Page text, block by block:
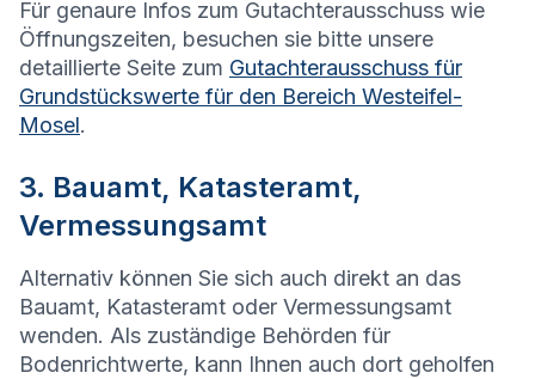
Für genaure Infos zum Gutachterausschuss wie
Öffnungszeiten, besuchen sie bitte unsere
detaillierte Seite zum Gutachterausschuss für
Grundstückswerte für den Bereich Westeifel-
Mosel.
3. Bauamt, Katasteramt,
Vermessungsamt
Alternativ können Sie sich auch direkt an das
Bauamt, Katasteramt oder Vermessungsamt
wenden. Als zuständige Behörden für
Bodenrichtwerte, kann Ihnen auch dort geholfen